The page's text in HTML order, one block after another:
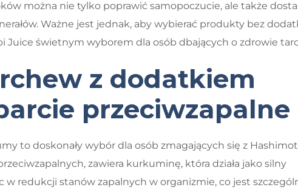
można nie tylko poprawić samopoczucie, ale także
Ważne jest jednak, aby wybierać produkty bez
Juice świetnym wyborem dla osób dbających o zdrowie
z dodatkiem
przeciwzapalne
to doskonały wybór dla osób zmagających się z
zawiera kurkuminę, która działa jako silny
redukcji stanów zapalnych w organizmie, co jest